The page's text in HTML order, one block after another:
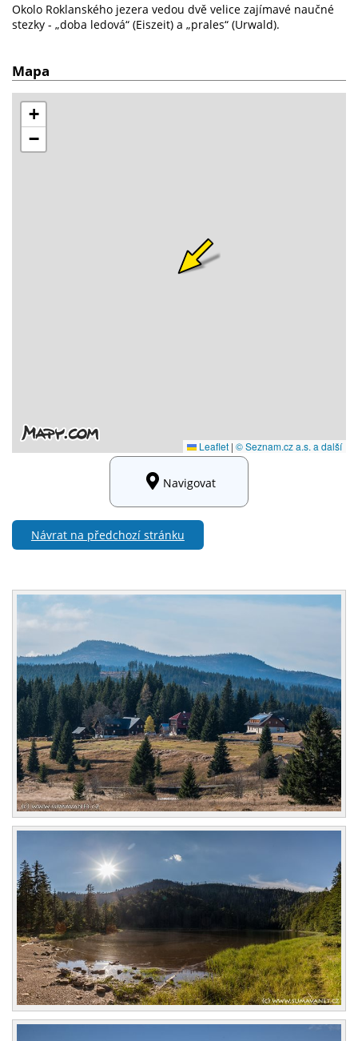
Okolo Roklanského jezera vedou dvě velice zajímavé naučné
stezky - „doba ledová“ (Eiszeit) a „prales“ (Urwald).
Mapa
Navigovat
Návrat na předchozí stránku